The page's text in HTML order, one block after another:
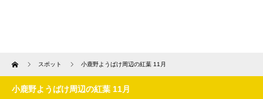
Home スポット 小鹿野ようばけ周辺の紅葉 11月
小鹿野ようばけ周辺の紅葉 11月